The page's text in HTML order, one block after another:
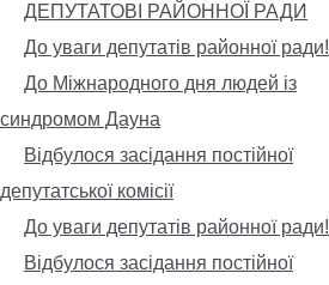
ДЕПУТАТОВІ РАЙОННОЇ РАДИ
До уваги депутатів районної ради!
До Міжнародного дня людей із
синдромом Дауна
Відбулося засідання постійної
депутатської комісії
До уваги депутатів районної ради!
Відбулося засідання постійної